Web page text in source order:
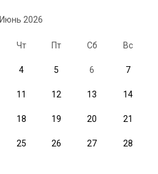
Июнь 2026
Чт Пт Сб Вс
4 5 6 7
11 12 13 14
18 19 20 21
25 26 27 28